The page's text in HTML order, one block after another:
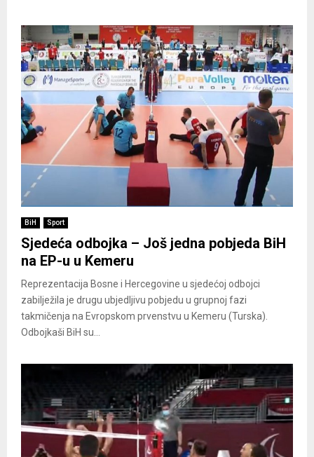
BiH Sport
Sjedeća odbojka – Još jedna pobjeda BiH
na EP-u u Kemeru
Reprezentacija Bosne i Hercegovine u sjedećoj odbojci
zabilježila je drugu ubjedljivu pobjedu u grupnoj fazi
takmičenja na Evropskom prvenstvu u Kemeru (Turska).
Odbojkaši BiH su...